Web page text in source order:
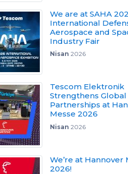
We are at SAHA
International
Aerospace and
Industry Fair
Nisan 2026
Tescom Elektronik
Strengthens Global
Partnerships at
Messe 2026
Nisan 2026
We’re at Hannover
2026!